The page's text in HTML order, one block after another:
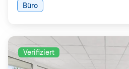
Büro
Verifiziert